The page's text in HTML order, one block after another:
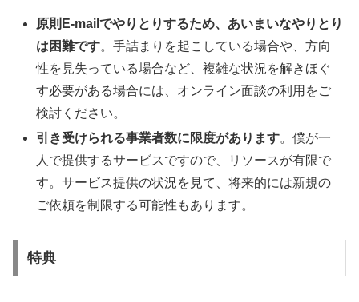
原則E-mailでやりとりするため、あいまいなやりとり
は困難です。手詰まりを起こしている場合や、方向
性を見失っている場合など、複雑な状況を解きほぐ
す必要がある場合には、オンライン面談の利用をご
検討ください。
引き受けられる事業者数に限度があります。僕が一
人で提供するサービスですので、リソースが有限で
す。サービス提供の状況を見て、将来的には新規の
ご依頼を制限する可能性もあります。
特典